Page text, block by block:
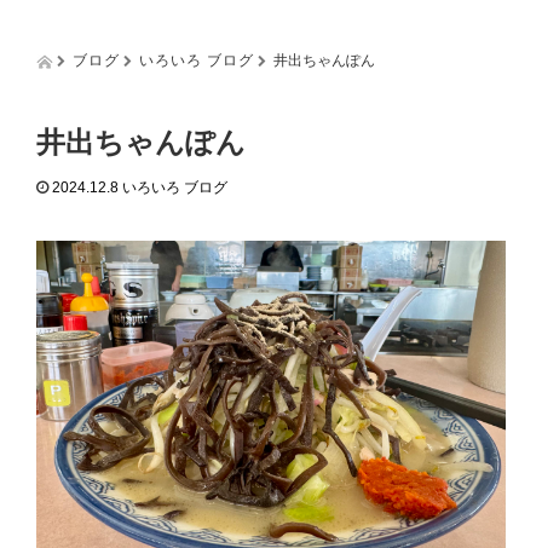
t
ブログ いろいろ ブログ 井出ちゃんぽん
井出ちゃんぽん
2024.12.8 いろいろ ブログ